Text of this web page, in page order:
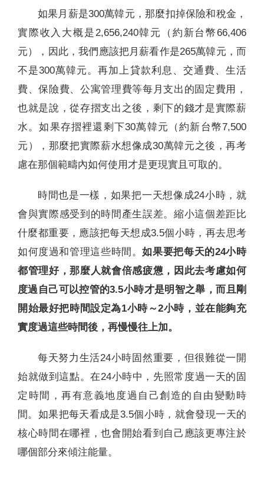
如果月薪是300萬韓元，那麼扣掉保險和稅金，
實際收入大概是2,656,240韓元（約新台幣66,406
元），因此，我們應該把月薪看作是265萬韓元，而
不是300萬韓元。再加上貸款利息、交通費、生活
費、保險費、公寓管理費等每月支出的固定費用，
也就是說，從存摺支出之後，剩下的錢才是實際薪
水。如果存摺裡還剩下30萬韓元（約新台幣7,500
元），那麼把實際薪水想像成30萬韓元之後，再考
慮在那個範疇內如何使用才是更現實且可取的。
時間也是一樣，如果把一天想像成24小時，就
會與實際感受到的時間產生誤差。縮小這個差距比
什麼都重要，應該把每天想成3.5個小時，再去思考
如何度過和管理這些時間。如果要把每天的24小時
都管理好，那麼人就會倍感疲憊，因此去考慮如何
度過自己可以控管的3.5小時才是明智之舉，而且剛
開始最好把時間設定為1小時～2小時，並在能夠充
實度過這些時間後，再慢慢往上加。
每天努力生活24小時固然重要，但很難從一開
始就做到這點。在24小時中，先照常度過一天的固
定時間，再有意義地度過自己創造的自由變動時
間。如果把每天看成是3.5個小時，就會發現一天的
核心時間在哪裡，也會開始看到自己應該更專注於
哪個部分來傾注能量。